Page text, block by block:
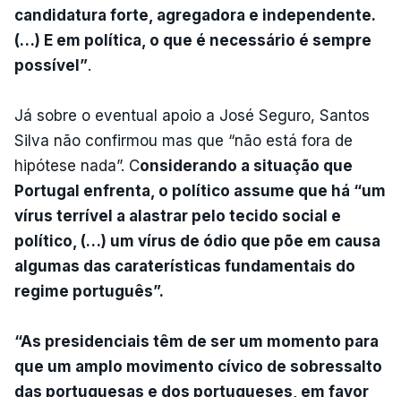
candidatura forte, agregadora e independente.
(…) E em política, o que é necessário é sempre
possível”.
Já sobre o eventual apoio a José Seguro, Santos
Silva não confirmou mas que “não está fora de
hipótese nada”. Considerando a situação que
Portugal enfrenta, o político assume que há “um
vírus terrível a alastrar pelo tecido social e
político, (…) um vírus de ódio que põe em causa
algumas das caraterísticas fundamentais do
regime português”.
“As presidenciais têm de ser um momento para
que um amplo movimento cívico de sobressalto
das portuguesas e dos portugueses, em favor